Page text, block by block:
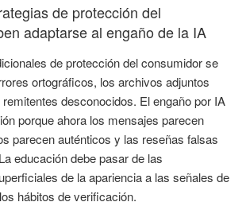
de protección del
adaptarse al engaño de la IA
de protección del consumidor se
ortográficos, los archivos adjuntos
desconocidos. El engaño por IA
porque ahora los mensajes parecen
parecen auténticos y las reseñas falsas
educación debe pasar de las
de la apariencia a las señales de
hábitos de verificación.